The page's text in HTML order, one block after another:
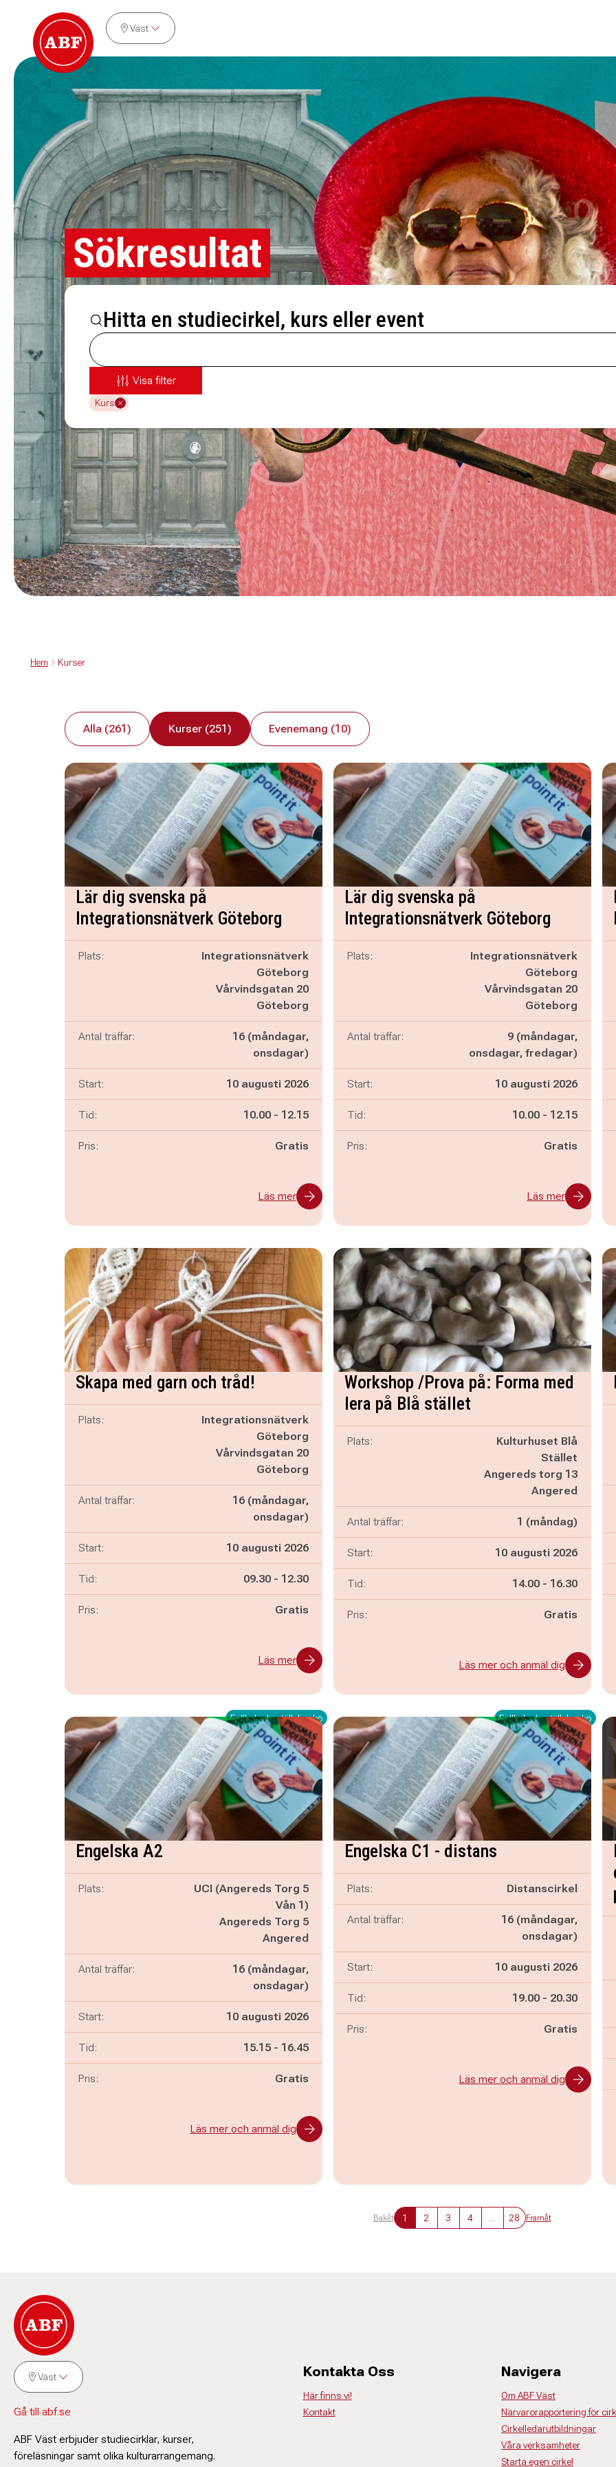
Väst
Sökresultat
Hitta en studiecirkel, kurs eller event
Visa filter
Kurs
Hem Kurser
Alla (261) Kurser (251) Evenemang (10)
Lär dig svenska på
Integrationsnätverk Göteborg
Plats:
Integrationsnätverk
Göteborg
Vårvindsgatan 20
Göteborg
Antal träffar:
16 (måndagar,
onsdagar)
Start: 10 augusti 2026
Tid: Pågår mellan
10.00 - och
12.15
Pris: Gratis
Läs mer
Lär dig svenska på
Integrationsnätverk Göteborg
Plats:
Integrationsnätverk
Göteborg
Vårvindsgatan 20
Göteborg
Antal träffar:
9 (måndagar,
onsdagar, fredagar)
Start: 10 augusti 2026
Tid: Pågår mellan
10.00 - och
12.15
Pris: Gratis
Läs mer
Skapa med garn och tråd!
Plats:
Integrationsnätverk
Göteborg
Vårvindsgatan 20
Göteborg
Antal träffar:
16 (måndagar,
onsdagar)
Start: 10 augusti 2026
Tid: Pågår mellan
09.30 - och
12.30
Pris: Gratis
Läs mer
Workshop /Prova på: Forma med
lera på Blå stället
Plats:
Kulturhuset Blå
Stället
Angereds torg 13
Angered
Antal träffar: 1 (måndag)
Start: 10 augusti 2026
Tid: Pågår mellan
14.00 - och
16.30
Pris: Gratis
Läs mer och anmäl dig
Fullbokad - ställ dig i kö
Engelska A2
Plats:
UCI (Angereds Torg 5
Vån 1)
Angereds Torg 5
Angered
Antal träffar:
16 (måndagar,
onsdagar)
Start: 10 augusti 2026
Tid: Pågår mellan
15.15 - och
16.45
Pris: Gratis
Läs mer och anmäl dig
Fullbokad - ställ dig i kö
Engelska C1 - distans
Plats: Distanscirkel
Antal träffar:
16 (måndagar,
onsdagar)
Start: 10 augusti 2026
Tid: Pågår mellan
19.00 - och
20.30
Pris: Gratis
Läs mer och anmäl dig
Bakåt 1 2 3 4 28 Framåt
Väst
Gå till abf.se
ABF Väst erbjuder studiecirklar, kurser,
föreläsningar samt olika kulturarrangemang.
Kontakta Oss
Här finns vi!
Kontakt
Navigera
Om ABF Väst
Närvarorapportering för
Cirkelledarutbildningar
Våra verksamheter
Starta egen cirkel